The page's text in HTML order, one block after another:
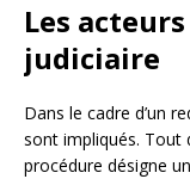
Les
judiciaire
Dans le cadre d’un
sont impliqués. Tout
procédure désigne un